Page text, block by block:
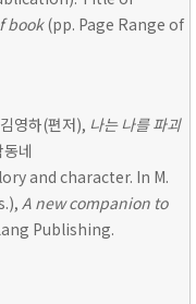
book(pp. Page Range of
영하(편저), 나는 나를 파괴
네
and character. In M.
A new companion to
Publishing.